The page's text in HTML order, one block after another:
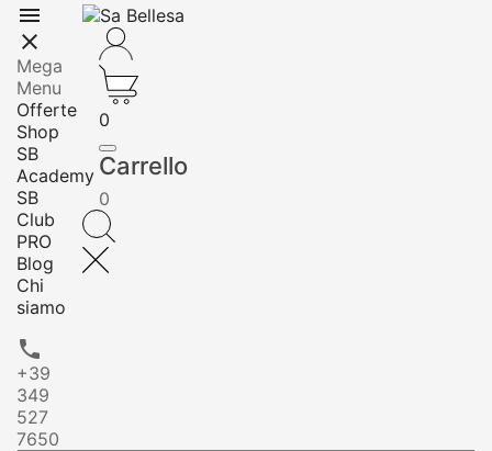


Mega
Menu
Offerte
Shop
SB
Academy
SB
Club
PRO
Blog
Chi
siamo

+39
349
527
7650
0
Carrello
0